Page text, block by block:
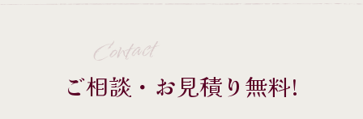
Contact
ご相談・お見積り無料!